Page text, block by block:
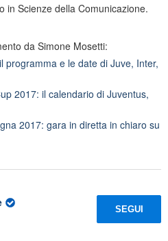
in Scienze della Comunicazione.
da Simone Mosetti:
programma e le date di Juve, Inter,
2017: il calendario di Juventus,
2017: gara in diretta in chiaro su
SEGUI